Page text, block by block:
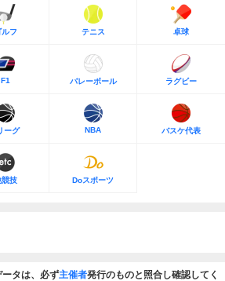
ルフ テニス 卓球
F1 バレーボール ラグビー
ーグ NBA バスケ代表
競技 Doスポーツ
タは、必ず主催者発行のものと照合し確認してく